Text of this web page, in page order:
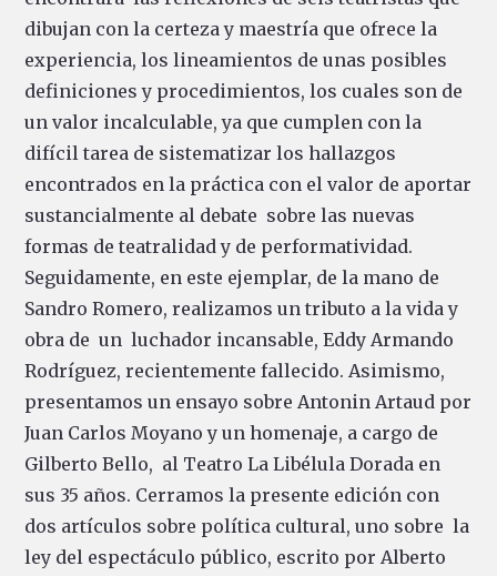
dibujan con la certeza y maestría que ofrece la
experiencia, los lineamientos de unas posibles
definiciones y procedimientos, los cuales son de
un valor incalculable, ya que cumplen con la
difícil tarea de sistematizar los hallazgos
encontrados en la práctica con el valor de aportar
sustancialmente al debate sobre las nuevas
formas de teatralidad y de performatividad.
Seguidamente, en este ejemplar, de la mano de
Sandro Romero, realizamos un tributo a la vida y
obra de un luchador incansable, Eddy Armando
Rodríguez, recientemente fallecido. Asimismo,
presentamos un ensayo sobre Antonin Artaud por
Juan Carlos Moyano y un homenaje, a cargo de
Gilberto Bello, al Teatro La Libélula Dorada en
sus 35 años. Cerramos la presente edición con
dos artículos sobre política cultural, uno sobre la
ley del espectáculo público, escrito por Alberto